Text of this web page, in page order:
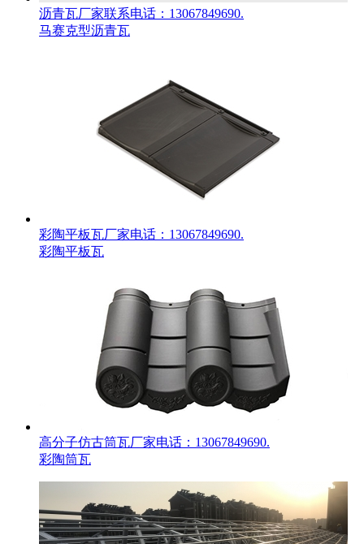
沥青瓦厂家联系电话：13067849690.
马赛克型沥青瓦
彩陶平板瓦厂家电话：13067849690.
彩陶平板瓦
高分子仿古筒瓦厂家电话：13067849690.
彩陶筒瓦